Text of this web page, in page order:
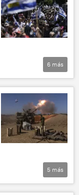
6 más
5 más